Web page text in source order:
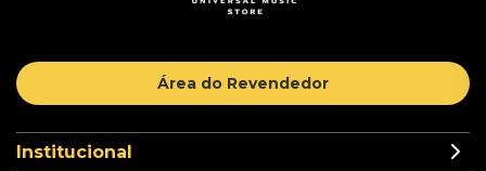
Área do Revendedor
Institucional